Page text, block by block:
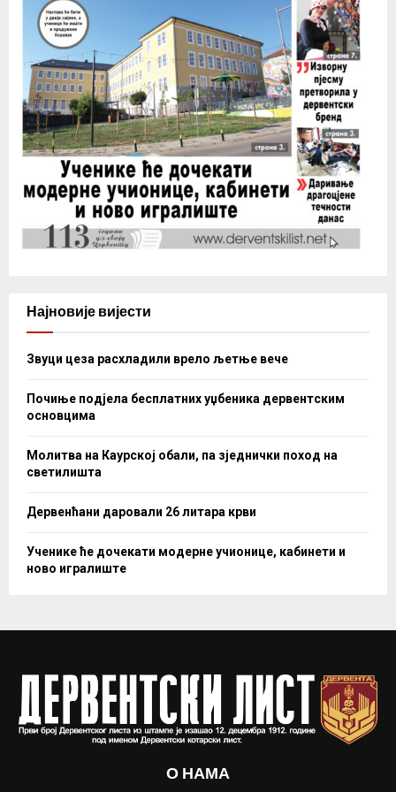
Најновије вијести
Звуци цеза расхладили врело љетње вече
Почиње подјела бесплатних уџбеника дервентским
основцима
Молитва на Каурској обали, па зједнички поход на
светилишта
Дервенћани даровали 26 литара крви
Ученике ће дочекати модерне учионице, кабинети и
ново игралиште
О НАМА